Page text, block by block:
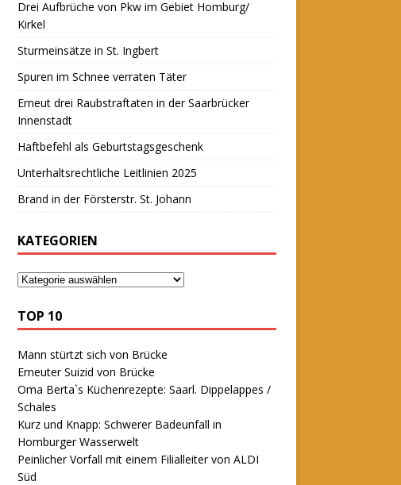
Drei Aufbrüche von Pkw im Gebiet Homburg/
Kirkel
Sturmeinsätze in St. Ingbert
Spuren im Schnee verraten Täter
Erneut drei Raubstraftaten in der Saarbrücker
Innenstadt
Haftbefehl als Geburtstagsgeschenk
Unterhaltsrechtliche Leitlinien 2025
Brand in der Försterstr. St. Johann
KATEGORIEN
TOP 10
Mann stürtzt sich von Brücke
Erneuter Suizid von Brücke
Oma Berta`s Küchenrezepte: Saarl. Dippelappes /
Schales
Kurz und Knapp: Schwerer Badeunfall in
Homburger Wasserwelt
Peinlicher Vorfall mit einem Filialleiter von ALDI
Süd